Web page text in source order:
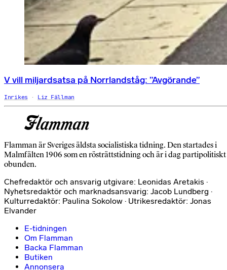
V vill miljardsatsa på Norrlandståg: ”Avgörande”
Inrikes Liz Fällman
Flamman är Sveriges äldsta socialistiska tidning. Den startades i
Malmfälten 1906 som en rösträttstidning och är i dag partipolitiskt
obunden.
Chefredaktör och ansvarig utgivare: Leonidas Aretakis ·
Nyhetsredaktör och marknadsansvarig: Jacob Lundberg ·
Kulturredaktör: Paulina Sokolow · Utrikesredaktör: Jonas
Elvander
E-tidningen
Om Flamman
Backa Flamman
Butiken
Annonsera